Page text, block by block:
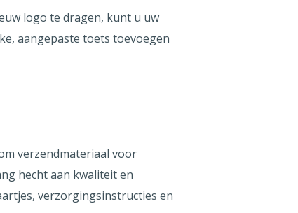
logo te dragen, kunt u uw
aangepaste toets toevoegen
verzendmateriaal voor
hecht aan kwaliteit en
verzorgingsinstructies en